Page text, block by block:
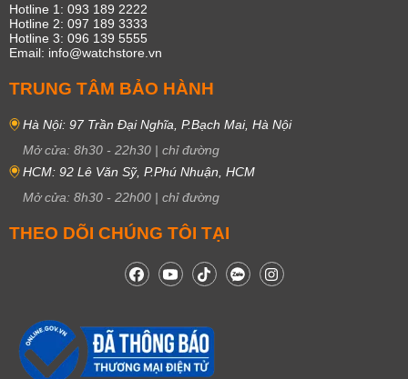
Hotline 1: 093 189 2222
Hotline 2: 097 189 3333
Hotline 3: 096 139 5555
Email: info@watchstore.vn
TRUNG TÂM BẢO HÀNH
Hà Nội: 97 Trần Đại Nghĩa, P.Bạch Mai, Hà Nội
Mở cửa: 8h30 - 22h30 | chỉ đường
HCM: 92 Lê Văn Sỹ, P.Phú Nhuận, HCM
Mở cửa: 8h30 - 22h00 | chỉ đường
THEO DÕI CHÚNG TÔI TẠI